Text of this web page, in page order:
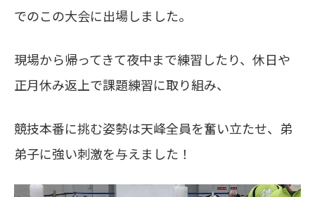
でのこの大会に出場しました。
現場から帰ってきて夜中まで練習したり、休日や
正月休み返上で課題練習に取り組み、
競技本番に挑む姿勢は天峰全員を奮い立たせ、弟
弟子に強い刺激を与えました！